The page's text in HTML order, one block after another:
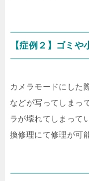
【症例２】ゴミ
カメラモードにした
などが写ってしまっ
ラが壊れてしまって
換修理にて修理が可